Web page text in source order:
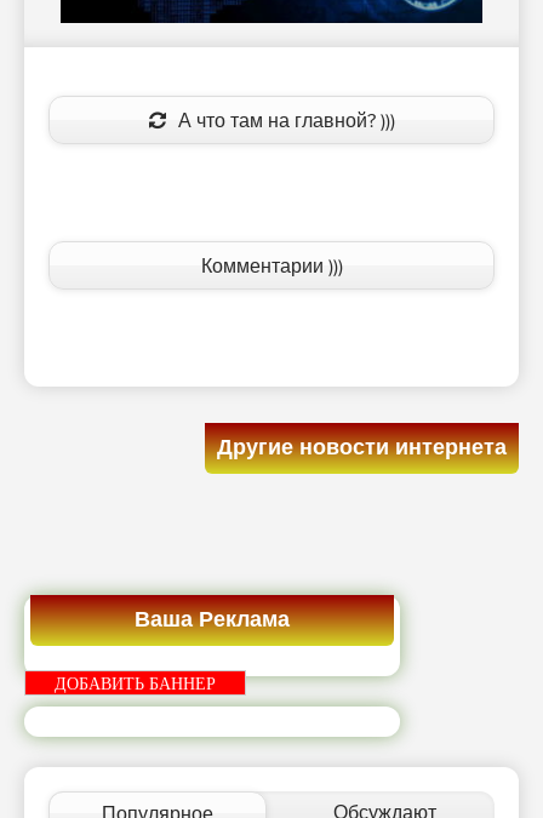
А что там на главной? )))
Комментарии )))
Другие новости интернета
Ваша Реклама
ДОБАВИТЬ БАННЕР
Обсуждают